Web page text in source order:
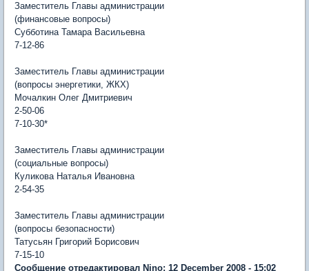
Заместитель Главы администрации
(финансовые вопросы)
Субботина Тамара Васильевна
7-12-86
Заместитель Главы администрации
(вопросы энергетики, ЖКХ)
Мочалкин Олег Дмитриевич
2-50-06
7-10-30*
Заместитель Главы администрации
(социальные вопросы)
Куликова Наталья Ивановна
2-54-35
Заместитель Главы администрации
(вопросы безопасности)
Татусьян Григорий Борисович
7-15-10
Сообщение отредактировал Nino: 12 December 2008 - 15:02